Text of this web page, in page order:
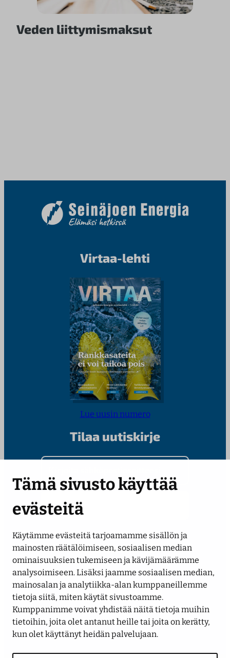
Tämä sivusto käyttää
evästeitä
Käytämme evästeitä tarjoamamme sisällön ja
mainosten räätälöimiseen, sosiaalisen median
ominaisuuksien tukemiseen ja kävijämäärämme
analysoimiseen. Lisäksi jaamme sosiaalisen median,
mainosalan ja analytiikka-alan kumppaneillemme
tietoja siitä, miten käytät sivustoamme.
Kumppanimme voivat yhdistää näitä tietoja muihin
tietoihin, joita olet antanut heille tai joita on kerätty,
kun olet käyttänyt heidän palvelujaan.
Veden liittymismaksut
Virtaa-lehti
Lue uusin numero
Tilaa uutiskirje
Kirjoita sähköpostiosoitteesi
Seuraa meitä
LinkedIn Facebook InstagramYouTube